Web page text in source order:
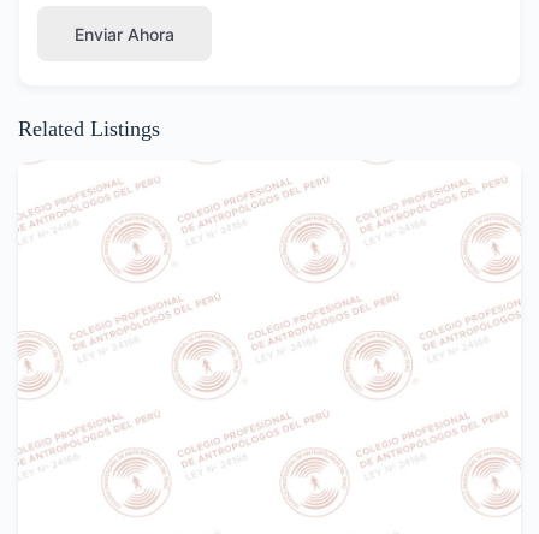
Enviar Ahora
Related Listings